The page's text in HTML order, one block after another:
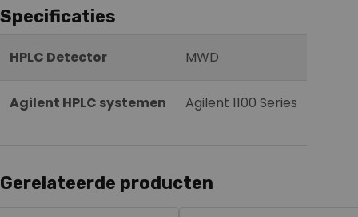
Specificaties
HPLC Detector MWD
Agilent HPLC systemen Agilent 1100 Series
Gerelateerde producten